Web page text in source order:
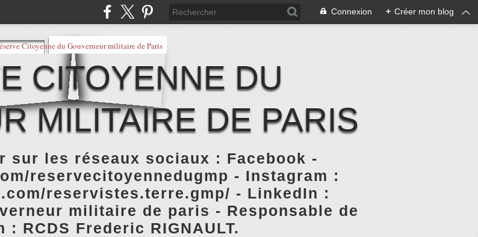
Connexion + Créer mon blog
CITOYENNE DU
MILITAIRE DE PARIS
sur les réseaux sociaux : Facebook -
reservecitoyennedugmp - Instagram :
reservistes.terre.gmp/ - LinkedIn :
militaire de paris - Responsable de
: RCDS Frederic RIGNAULT.